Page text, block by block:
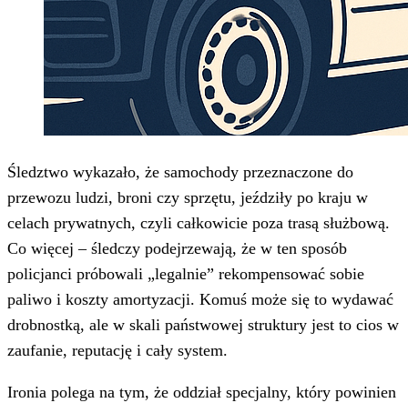
Śledztwo wykazało, że samochody przeznaczone do
przewozu ludzi, broni czy sprzętu, jeździły po kraju w
celach prywatnych, czyli całkowicie poza trasą służbową.
Co więcej – śledczy podejrzewają, że w ten sposób
policjanci próbowali „legalnie” rekompensować sobie
paliwo i koszty amortyzacji. Komuś może się to wydawać
drobnostką, ale w skali państwowej struktury jest to cios w
zaufanie, reputację i cały system.
Ironia polega na tym, że oddział specjalny, który powinien